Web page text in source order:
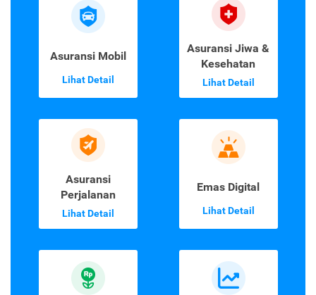
Asuransi Mobil
Lihat Detail
Asuransi Jiwa &
Kesehatan
Lihat Detail
Asuransi
Perjalanan
Lihat Detail
Emas Digital
Lihat Detail